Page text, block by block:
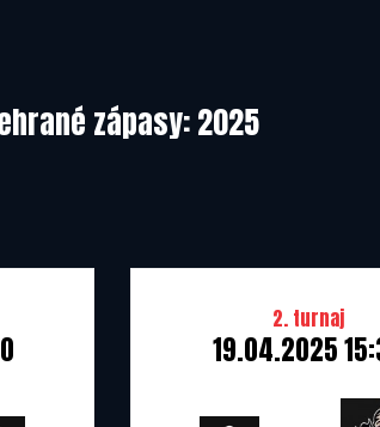
zápasy: 2025
2. turnaj
19.04.2025